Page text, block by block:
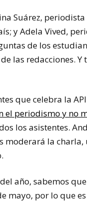
Suárez,
y Adela Vived,
de los
las redacciones. Y
que celebra la
el periodismo y no
los asistentes.
moderará la
año, sabemos
mayo, por lo que